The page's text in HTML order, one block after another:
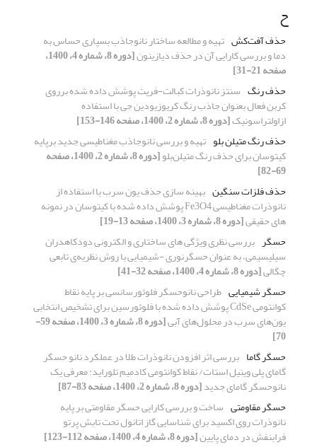
ح
حذف آفت‌کش تهیه و مطالعه ساختار نانو‌جاذب بسپاری حساس به
دما و بررسی کارایی آن در حذف دیازینون [دوره 8، شماره 4، 1400،
صفحه 21-31]
حذف رنگ سنتز نانوذرات کبالت-فریت پوشش داده شده برروی
کربن فعال بعنوان جاذب رنگ کریوزیودین جی با استفاده
ازاولتراسونیک[دوره 8، شماره 2، 1400، صفحه 146-153]
حذف رنگ متیلن بلو تهیه و بررسی نانوجاذب مغناطیسی جدید برپایه
کیتوسان برای حذف رنگ متیلن‌بلو [دوره 8، شماره 2، 1400، صفحه
69-82]
حذف فلزات سنگین بهینه سازی حذف یون سرب با استفاده از
نانوذرات مغناطیسی Fe3O4 پوشش داده شده با کیتوسان در نمونه
های حقیقی[دوره 8، شماره 3، 1400، صفحه 13-19]
حسگر بررسی نظری ویژگی های ساختاری و الکترونی دودکاهدران
سیلیسیمی، به عنوان حسگرنوری -شیمیایی با روش نظریه‌ی تابعی
چگالی[دوره 8، شماره 4، 1400، صفحه 32-41]
حسگر شیمیایی طراحی نانوحسگر فلوئورسانسی بر پایه نقاط
کوانتومی CdSe پوشش داده شده با فلوئورسین برای تشخیص انتخابی
یون‌های سرب در محلول‌های آبی [دوره 8، شماره 3، 1400، صفحه 59-
70]
حسگر گاما بررسی اثر افزودن نانوذرات طلا در عملکرد نانو حسگر
گامای پلی وینیل استات/ نقاط کوانتومی کادمیم تلوراید: معرفی یک
نانوحسگر گامای جدید[دوره 8، شماره 2، 1400، صفحه 83-87]
حسگر مقاومتی ساخت و بررسی کارایی حسگر مقاومتی بر پایه
نانوذرات روی اکسید برای شناسایی گاز اتانول تحت تابش پرتو
فرابنفش در دمای پایین[دوره 8، شماره 4، 1400، صفحه 112-123]